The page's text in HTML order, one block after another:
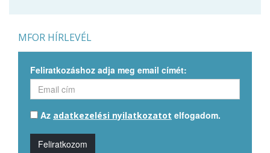
MFOR HÍRLEVÉL
Feliratkozáshoz adja meg email címét:
Az adatkezelési nyilatkozatot elfogadom.
Feliratkozom